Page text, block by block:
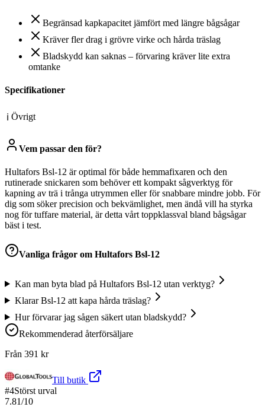
Begränsad kapkapacitet jämfört med längre bågsågar
Kräver fler drag i grövre virke och hårda träslag
Bladskydd kan saknas – förvaring kräver lite extra
omtanke
Specifikationer
ℹ Övrigt
Vem passar den för?
Hultafors Bsl-12 är optimal för både hemmafixaren och den
rutinerade snickaren som behöver ett kompakt sågverktyg för
kapning av trä i trånga utrymmen eller för snabbare mindre jobb. För
dig som söker precision och bekvämlighet, men ändå vill ha styrka
nog för tuffare material, är detta vårt toppklassval bland bågsågar
bäst i test.
Vanliga frågor om Hultafors Bsl-12
Kan man byta blad på Hultafors Bsl-12 utan verktyg?
Klarar Bsl-12 att kapa hårda träslag?
Hur förvarar jag sågen säkert utan bladskydd?
Rekommenderad återförsäljare
Från 391 kr
Till butik
#4Störst urval
7.81/10